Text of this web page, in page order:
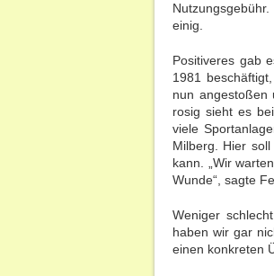
einig.
Positiveres gab
1981
nun angestoßen
rosig sieht es
viele
Milberg. Hier
kann. „Wir
Wunde“, sagte
Weniger
haben wir gar
einen konkreten